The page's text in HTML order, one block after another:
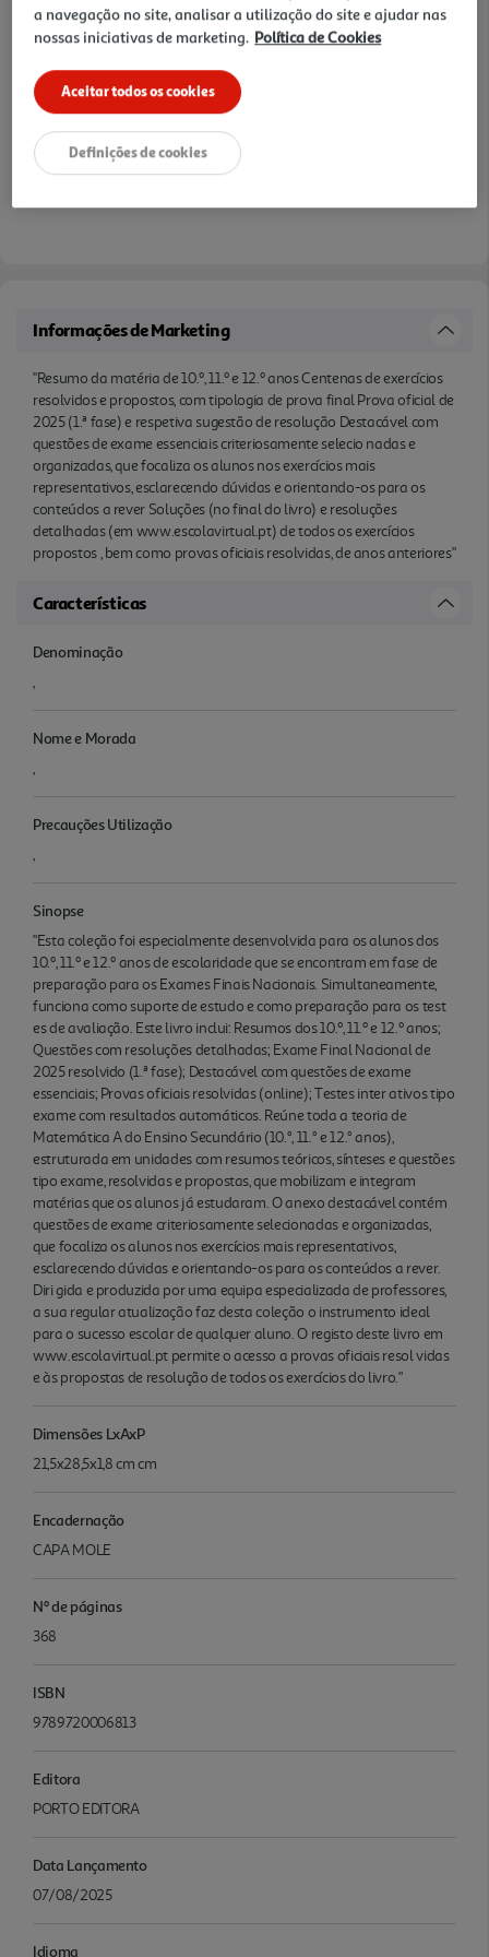
anos anteriores"
Informações de Marketing
"Resumo da matéria de 10.º, 11.º e 12.º anos Centenas de exercícios
resolvidos e propostos, com tipologia de prova final Prova oficial de
2025 (1.ª fase) e respetiva sugestão de resolução Destacável com
questões de exame essenciais criteriosamente selecio nadas e
organizadas, que focaliza os alunos nos exercícios mais
representativos, esclarecendo dúvidas e orientando-os para os
conteúdos a rever Soluções (no final do livro) e resoluções
detalhadas (em www.escolavirtual.pt) de todos os exercícios
propostos , bem como provas oficiais resolvidas, de anos anteriores"
Características
Denominação
,
Nome e Morada
,
Precauções Utilização
,
Sinopse
"Esta coleção foi especialmente desenvolvida para os alunos dos
10.º, 11.º e 12.º anos de escolaridade que se encontram em fase de
preparação para os Exames Finais Nacionais. Simultaneamente,
funciona como suporte de estudo e como preparação para os test
es de avaliação. Este livro inclui: Resumos dos 10.º, 11.º e 12.º anos;
Questões com resoluções detalhadas; Exame Final Nacional de
2025 resolvido (1.ª fase); Destacável com questões de exame
essenciais; Provas oficiais resolvidas (online); Testes inter ativos tipo
exame com resultados automáticos. Reúne toda a teoria de
Matemática A do Ensino Secundário (10.°, 11.° e 12.° anos),
estruturada em unidades com resumos teóricos, sínteses e questões
tipo exame, resolvidas e propostas, que mobilizam e integram
matérias que os alunos já estudaram. O anexo destacável contém
questões de exame criteriosamente selecionadas e organizadas,
que focaliza os alunos nos exercícios mais representativos,
esclarecendo dúvidas e orientando-os para os conteúdos a rever.
Diri gida e produzida por uma equipa especializada de professores,
a sua regular atualização faz desta coleção o instrumento ideal
para o sucesso escolar de qualquer aluno. O registo deste livro em
www.escolavirtual.pt permite o acesso a provas oficiais resol vidas
e às propostas de resolução de todos os exercícios do livro."
Dimensões LxAxP
21,5x28,5x1,8 cm cm
Encadernação
CAPA MOLE
Nº de páginas
368
ISBN
9789720006813
Editora
PORTO EDITORA
Data Lançamento
07/08/2025
Idioma
a navegação no site, analisar a utilização do site e ajudar nas
nossas iniciativas de marketing. Política de Cookies
Aceitar todos os cookies
Definições de cookies